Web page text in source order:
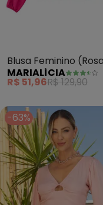
Blusa Feminino
MARIALÍCIA
R$ 51,96R$ 129,90
-63%